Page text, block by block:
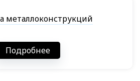
металлоконструкций
Подробнее